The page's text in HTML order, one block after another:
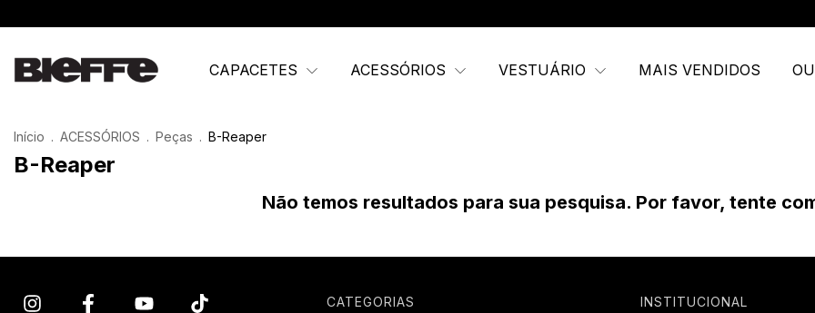
CAPACETES ACESSÓRIOS VESTUÁRIO MAIS VENDIDOS
Início . ACESSÓRIOS . Peças . B-Reaper
B-Reaper
Não temos resultados para sua pesquisa. Por favor, tente
CATEGORIAS INSTITUCIONAL